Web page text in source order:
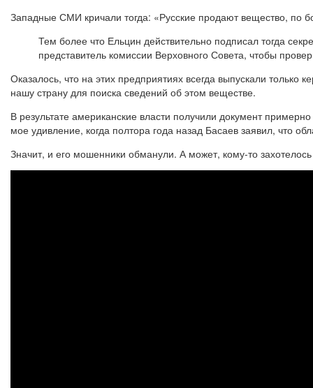
Западные СМИ кричали тогда: «Русские продают вещество, по
Тем более что Ельцин действительно подписал тогда
представитель комиссии Верховного Совета, чтобы
Оказалось, что на этих предприятиях всегда выпускали
нашу страну для поиска сведений об этом веществе.
В результате американские власти получили документ
мое удивление, когда полтора года назад Басаев заявил, что
Значит, и его мошенники обманули. А может, кому-то